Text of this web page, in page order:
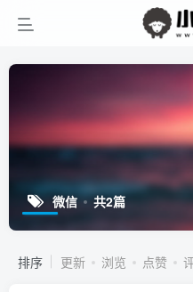
微信 共2篇
排序 更新 浏览 点赞